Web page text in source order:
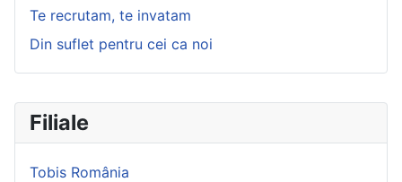
Filiale
Tobis România
Te recrutam, te invatam
Din suflet pentru cei ca noi